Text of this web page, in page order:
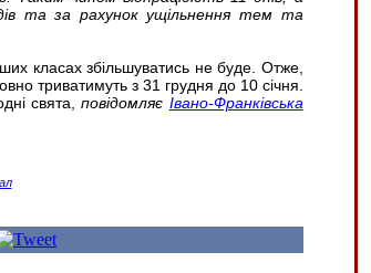
та за рахунок ущільнення тем та
класах збільшуватись не буде. Отже,
триватимуть з 31 грудня до 10 січня.
свята,повідомляє Івано-Франківська